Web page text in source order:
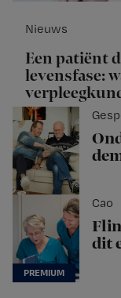
Nieuws
Een patiënt
levensfase:
Cao
dit